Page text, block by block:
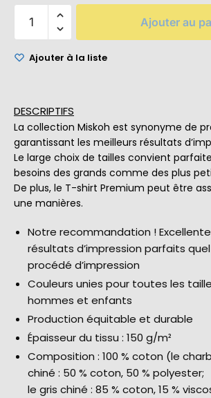
Ajouter au
Ajouter à la liste
DESCRIPTIFS
La collection Miskoh est synonyme de
garantissant les meilleurs résultats
Le large choix de tailles convient
besoins des grands comme des plus
De plus, le T-shirt Premium peut être
une manières.
Notre recommandation !
résultats d’impression parfaits
procédé d’impression
Couleurs unies pour toutes les
hommes et enfants
Production équitable et durable
Épaisseur du tissu : 150 g/m²
Composition : 100 % coton (le
chiné : 50 % coton, 50 % polyester;
le gris chiné : 85 % coton, 15 %